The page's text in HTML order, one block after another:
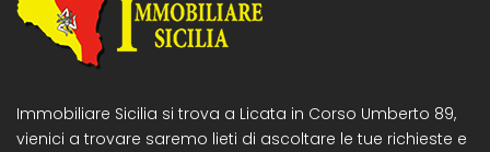
Immobiliare Sicilia si trova a Licata in Corso Umberto 89,
vienici a trovare saremo lieti di ascoltare le tue richieste e